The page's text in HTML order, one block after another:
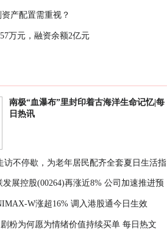
产配置需重视？
万元，融资余额2亿元
南极“血瀑布”里封印着古海洋生命记忆|每
日热讯
访不停歇，为老年居民配齐全套夏日生活指
展控股(00264)再涨近8% 公司加速推进预
局 W涨超16% 调入港股通今日生效
粉为何愿为情绪价值持续买单 每日热文